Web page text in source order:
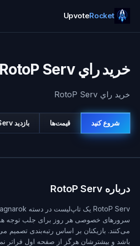
UpvoteRocket
خريد راي RotoP Serv
خريد راي RotoP Serv
شروع کنید قیمت‌ها بازديد
درباره RotoP Serv
سرورهای خصوصی هر روز برای جلب توجه
می‌کنند. بازیکنان بر اساس رتبه‌بندی تصمیم
باشد و بیشترشان هرگز از صفحه اول فراتر